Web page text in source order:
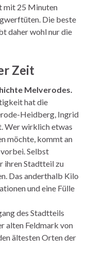
mit 25 Minuten
Die beste
daher wohl nur die
Zeit
Melverodes.
hat die
Heidberg, Ingrid
Wer wirklich etwas
möchte, kommt an
Selbst
ihren Stadtteil zu
Das anderthalb Kilo
und eine Fülle
des Stadtteils
alten Feldmark von
ältesten Orten der